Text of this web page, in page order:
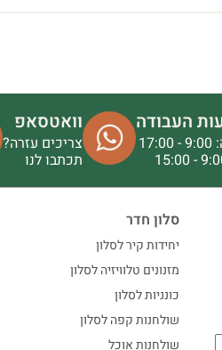
העבודה וואטסאפ
צריכים עזרה?
תכתבו לנו
סלון חדר
יחידות קיר לסלון
מזנונים טלוויזיה לסלון
כונניות לסלון
שולחנות קפה לסלון
שולחנות אוכל